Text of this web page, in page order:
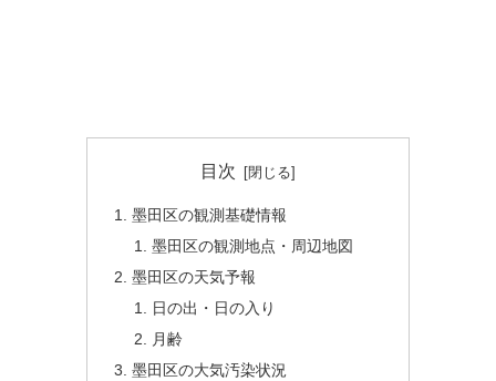
目次
墨田区の観測基礎情報
墨田区の観測地点・周辺地図
墨田区の天気予報
日の出・日の入り
月齢
墨田区の大気汚染状況